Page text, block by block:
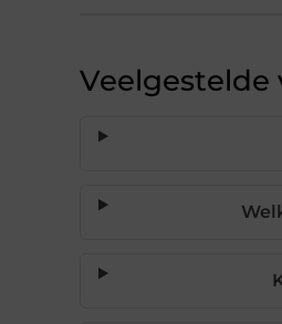
Veelgestelde